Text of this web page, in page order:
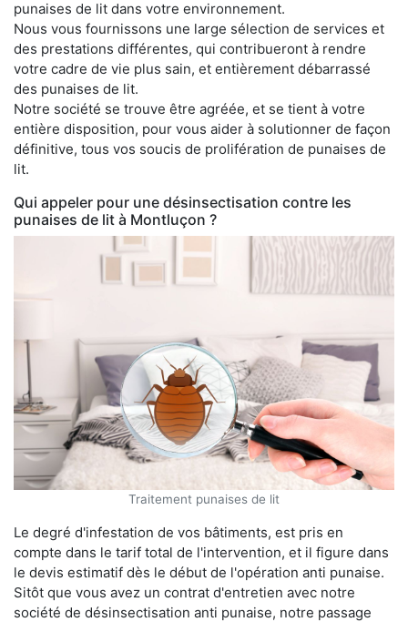
punaises de lit dans votre environnement.
Nous vous fournissons une large sélection de services et
des prestations différentes, qui contribueront à rendre
votre cadre de vie plus sain, et entièrement débarrassé
des punaises de lit.
Notre société se trouve être agréée, et se tient à votre
entière disposition, pour vous aider à solutionner de façon
définitive, tous vos soucis de prolifération de punaises de
lit.
Qui appeler pour une désinsectisation contre les
punaises de lit à Montluçon ?
Traitement punaises de lit
Le degré d'infestation de vos bâtiments, est pris en
compte dans le tarif total de l'intervention, et il figure dans
le devis estimatif dès le début de l'opération anti punaise.
Sitôt que vous avez un contrat d'entretien avec notre
société de désinsectisation anti punaise, notre passage